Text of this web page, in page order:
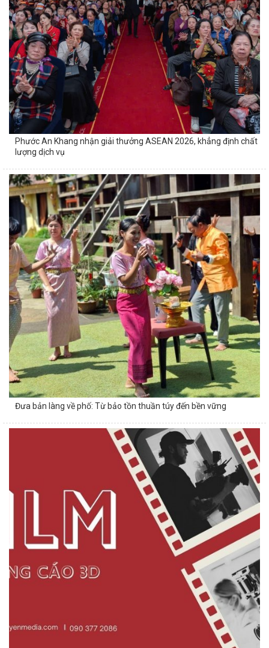
Phước An Khang nhận giải thưởng ASEAN 2026, khẳng định chất
lượng dịch vụ
Đưa bản làng về phố: Từ bảo tồn thuần túy đến bền vững